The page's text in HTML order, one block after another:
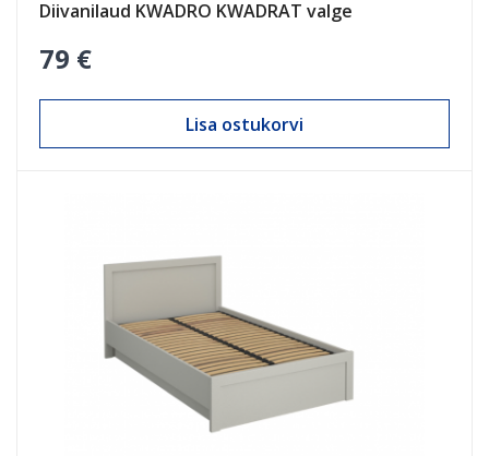
Diivanilaud KWADRO KWADRAT valge
79 €
Lisa ostukorvi